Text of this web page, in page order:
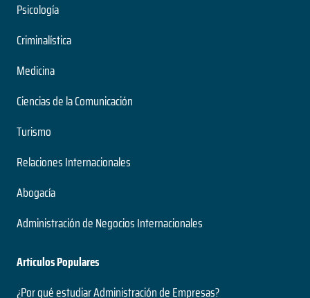
Psicología
Criminalística
Medicina
Ciencias de la Comunicación
Turismo
Relaciones Internacionales
Abogacía
Administración de Negocios Internacionales
Artículos Populares
¿Por qué estudiar Administración de Empresas?